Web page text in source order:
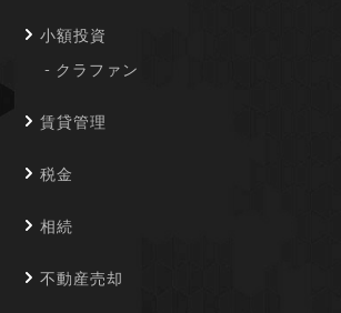
小額投資
クラファン
賃貸管理
税金
相続
不動産売却